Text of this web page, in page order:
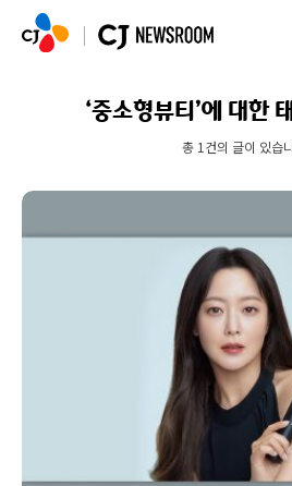
‘중소형뷰티’에 대한
총 1건의 글이 있습